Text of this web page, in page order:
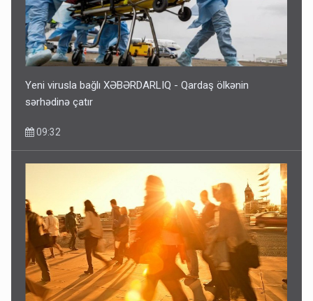
Yeni virusla bağlı XƏBƏRDARLIQ - Qardaş ölkənin
sərhədinə çatır
09:32